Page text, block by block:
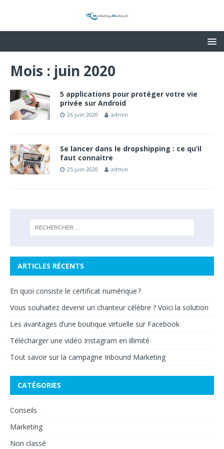
Mois : juin 2020
5 applications pour protéger votre vie
privée sur Android
26 juin 2020 admin
Se lancer dans le dropshipping : ce qu’il
faut connaitre
25 juin 2020 admin
ARTICLES RÉCENTS
En quoi consiste le certificat numérique ?
Vous souhaitez devenir un chanteur célèbre ? Voici la solution
Les avantages d’une boutique virtuelle sur Facebook
Télécharger une vidéo Instagram en illimité
Tout savoir sur la campagne Inbound Marketing
CATÉGORIES
Conseils
Marketing
Non classé